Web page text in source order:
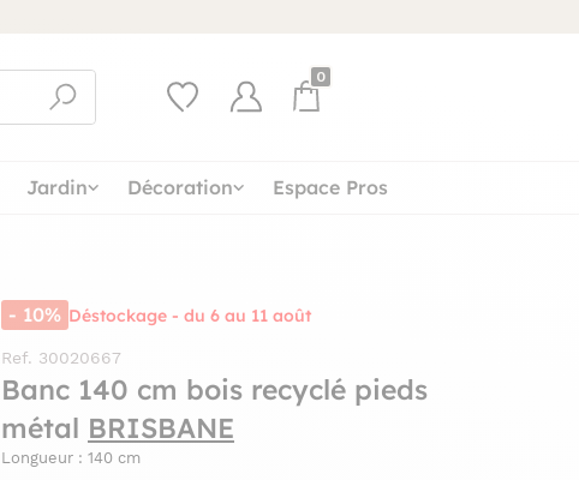
0
Jardin Décoration Espace Pros
- 10% Déstockage - du 6 au 11 août
Ref. 30020667
Banc 140 cm bois recyclé pieds
métal BRISBANE
Longueur : 140 cm